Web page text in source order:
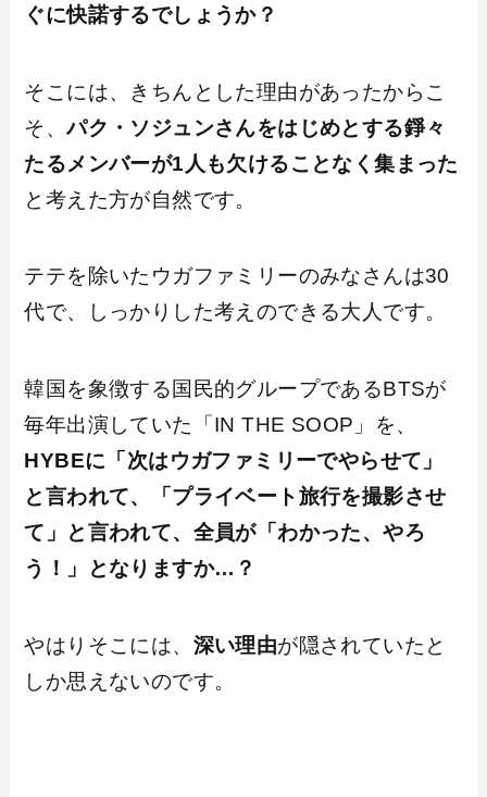
ぐに快諾するでしょうか？
そこには、きちんとした理由があったからこ
そ、パク・ソジュンさんをはじめとする錚々
たるメンバーが1人も欠けることなく集まった
と考えた方が自然です。
テテを除いたウガファミリーのみなさんは30
代で、しっかりした考えのできる大人です。
韓国を象徴する国民的グループであるBTSが
毎年出演していた「IN THE SOOP」を、
HYBEに「次はウガファミリーでやらせて」
と言われて、「プライベート旅行を撮影させ
て」と言われて、全員が「わかった、やろ
う！」となりますか…？
やはりそこには、 深い理由が隠されていたと
しか思えないのです。